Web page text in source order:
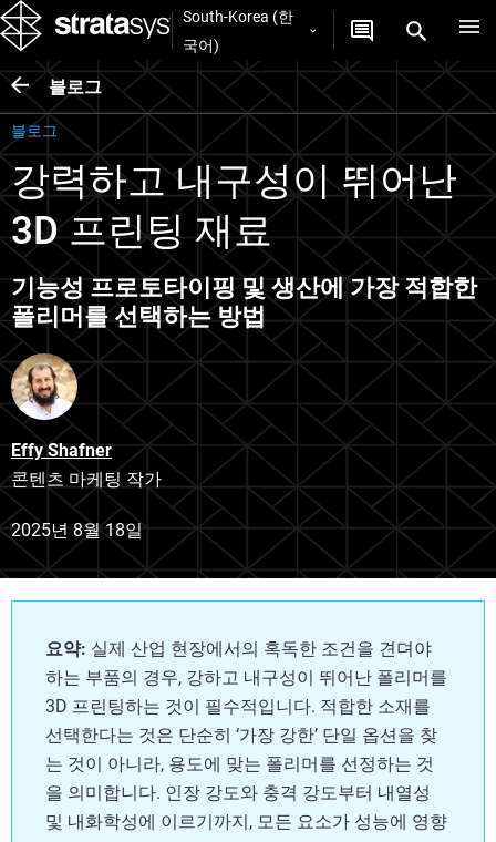
South-Korea (한
국어)
블로그
블로그
강력하고 내구성이 뛰어난
3D 프린팅 재료
기능성 프로토타이핑 및 생산에 가장 적합한
폴리머를 선택하는 방법
Effy Shafner
콘텐츠 마케팅 작가
2025년 8월 18일
요약: 실제 산업 현장에서의 혹독한 조건을 견뎌야
하는 부품의 경우, 강하고 내구성이 뛰어난 폴리머를
3D 프린팅하는 것이 필수적입니다. 적합한 소재를
선택한다는 것은 단순히 ‘가장 강한’ 단일 옵션을 찾
는 것이 아니라, 용도에 맞는 폴리머를 선정하는 것
을 의미합니다. 인장 강도와 충격 강도부터 내열성
및 내화학성에 이르기까지, 모든 요소가 성능에 영향